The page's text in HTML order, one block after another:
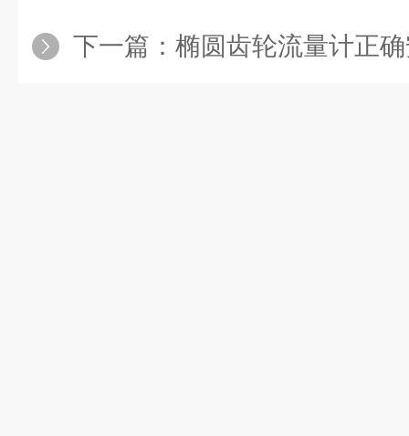
下一篇： 椭圆齿轮流量计正确安装使